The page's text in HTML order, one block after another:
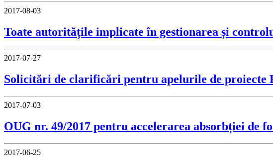
2017-08-03
Toate autoritățile implicate în gestionarea și
2017-07-27
Solicitări de clarificări pentru apelurile de proiecte
2017-07-03
OUG nr. 49/2017 pentru accelerarea absorbției de
2017-06-25